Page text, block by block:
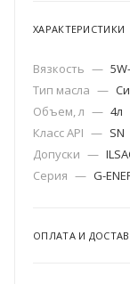
ХАРАКТЕРИСТИКИ
Вязкость —
Тип масла —
Объем, л — 4л
Класс API — SN
Допуски —
Серия — G-
ОПЛАТА И